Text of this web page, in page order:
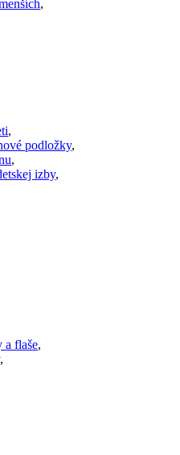
,
,
podložky,
,
izby,
a flaše,
,